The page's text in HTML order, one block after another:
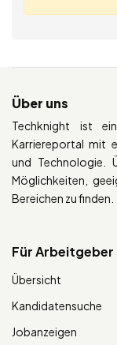
Über uns
Techknight ist
Karriereportal mit
und Technologie.
Möglichkeiten,
Bereichen zu finden.
Für Arbeitgeber
Übersicht
Kandidatensuche
Jobanzeigen